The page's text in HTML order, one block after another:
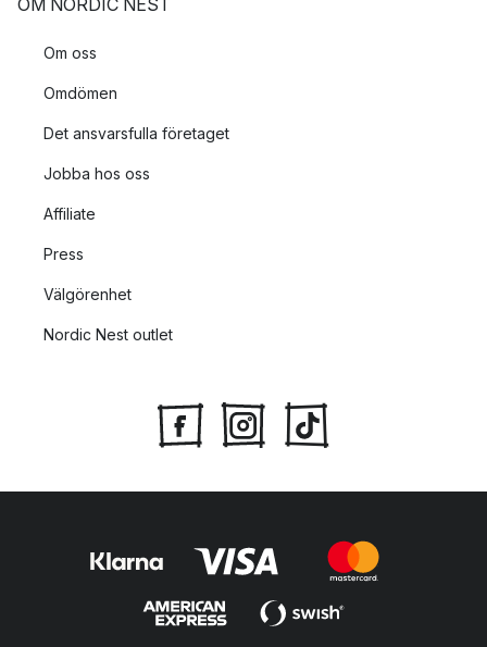
OM NORDIC NEST
Om oss
Omdömen
Det ansvarsfulla företaget
Jobba hos oss
Affiliate
Press
Välgörenhet
Nordic Nest outlet